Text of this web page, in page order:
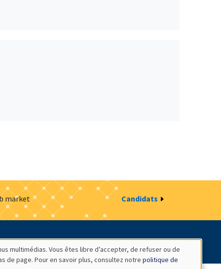
market Candidats
des cookies Intranet
multimédias. Vous êtes libre d’accepter, de refuser ou de
de page. Pour en savoir plus, consultez notre politique de